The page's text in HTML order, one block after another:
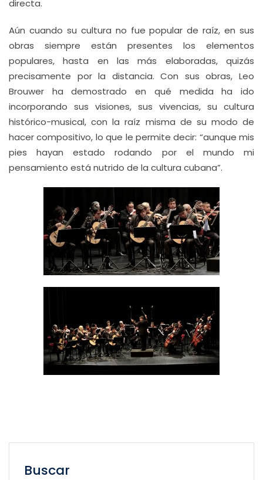
directa.
Aún cuando su cultura no fue popular de raíz, en sus
obras siempre están presentes los elementos
populares, hasta en las más elaboradas, quizás
precisamente por la distancia. Con sus obras, Leo
Brouwer ha demostrado en qué medida ha ido
incorporando sus visiones, sus vivencias, su cultura
histórico-musical, con la raíz misma de su modo de
hacer compositivo, lo que le permite decir: “aunque mis
pies hayan estado rodando por el mundo mi
pensamiento está nutrido de la cultura cubana”.
Buscar